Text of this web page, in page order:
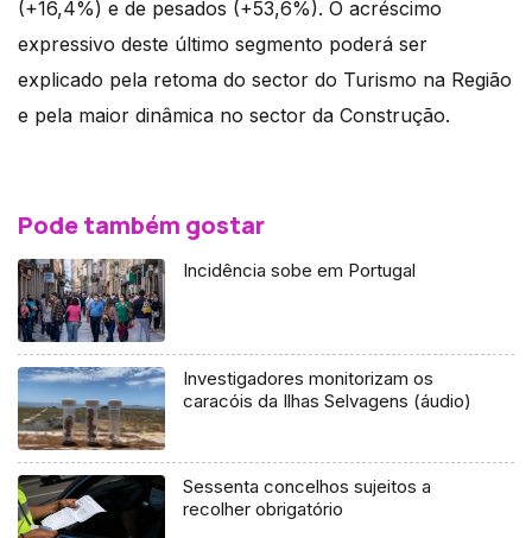
(+16,4%) e de pesados (+53,6%). O acréscimo
expressivo deste último segmento poderá ser
explicado pela retoma do sector do Turismo na Região
e pela maior dinâmica no sector da Construção.
Pode também gostar
Incidência sobe em Portugal
Investigadores monitorizam os
caracóis da Ilhas Selvagens (áudio)
Sessenta concelhos sujeitos a
recolher obrigatório